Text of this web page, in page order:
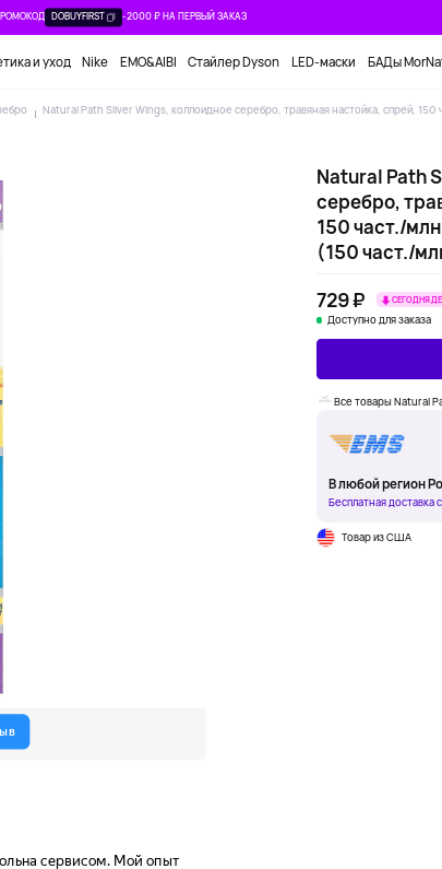
DOBUYFIRST -2000 ₽ НА ПЕРВЫЙ ЗАКАЗ
и уход Nike EMO&AIBI Стайлер Dyson LED-маски БАДы
Natural Path Silver Wings, коллоидное серебро, травяная настойка, спрей,
Natural Path
серебро,
150 част./
(150 част./
729 ₽
СЕГОДНЯ
Доступно для заказа
Все товары Natural
В любой регион
Бесплатная доставка
Товар из США